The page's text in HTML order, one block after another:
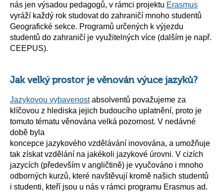
nás jen výsadou pedagogů, v rámci projektu Erasmus
vyráží každý rok studovat do zahraničí mnoho studentů
Geografické sekce. Programů určených k výjezdu
studentů do zahraničí je využitelných více (dalším je např.
CEEPUS).
Jak velký prostor je věnován výuce jazyků?
Jazykovou vybavenostabsolventů považujeme za
klíčovou z hlediska jejich budoucího uplatnění, proto je
tomuto tématu věnována velká pozornost. V nedávné
době byla
koncepce jazykového vzdělávání inovována, a umožňuje
tak získat vzdělání na jakékoli jazykové úrovni. V cizích
jazycích (především v angličtině) je vyučováno i mnoho
odborných kurzů, které navštěvují kromě našich studentů
i studenti, kteří jsou u nás v rámci programu Erasmus ad.